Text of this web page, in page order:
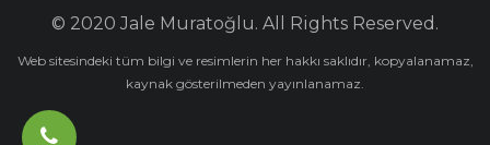
© 2020 Jale Muratoğlu. All Rights Reserved.
Web sitesindeki tüm bilgi ve resimlerin her hakkı saklıdır, kopyalanamaz,
kaynak gösterilmeden yayınlanamaz.